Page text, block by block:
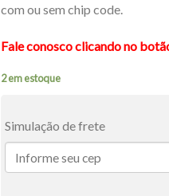
com ou sem chip code.
Fale conosco clicando no
2 em estoque
Simulação de frete